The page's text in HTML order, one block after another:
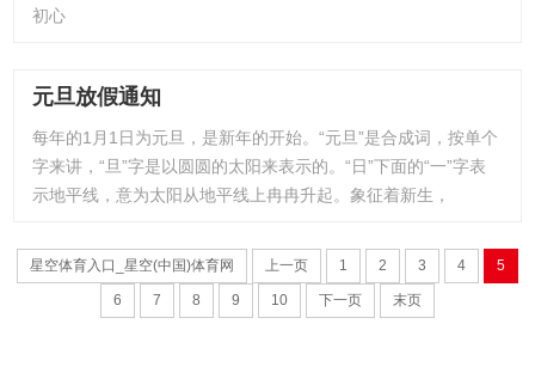
初心
元旦放假通知
每年的1月1日为元旦，是新年的开始。“元旦”是合成词，按单个
字来讲，“旦”字是以圆圆的太阳来表示的。“日”下面的“一”字表
示地平线，意为太阳从地平线上冉冉升起。象征着新生，
星空体育入口_星空(中国)体育网 上一页 1 2 3 4 5
6 7 8 9 10 下一页 末页